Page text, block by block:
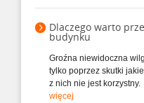
Dlaczego warto
budynku
Groźna niewidoczna
tylko poprzez skutki
z nich nie jest korzystny.
więcej